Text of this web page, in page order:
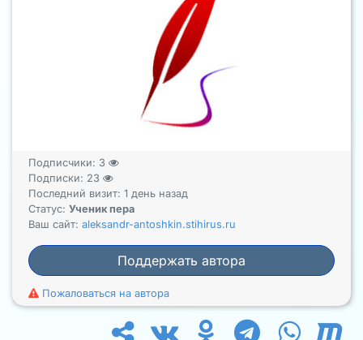
Подписчики: 3
Подписки: 23
Последний визит: 1 день назад
Статус: Ученик пера
Ваш сайт: aleksandr-antoshkin.stihirus.ru
Поддержать автора
Пожаловаться на автора